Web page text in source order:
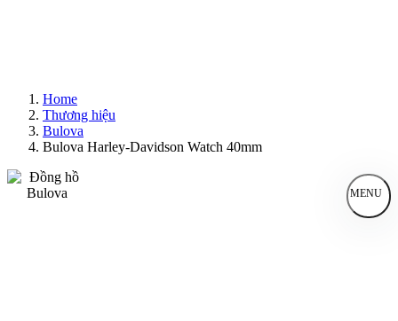
Home
Thương hiệu
Bulova
Bulova Harley-Davidson Watch 40mm
MENU